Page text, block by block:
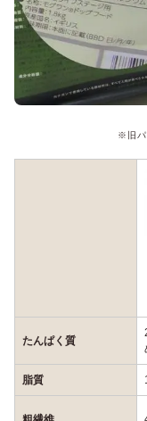
※旧パ
たんぱく質
脂質